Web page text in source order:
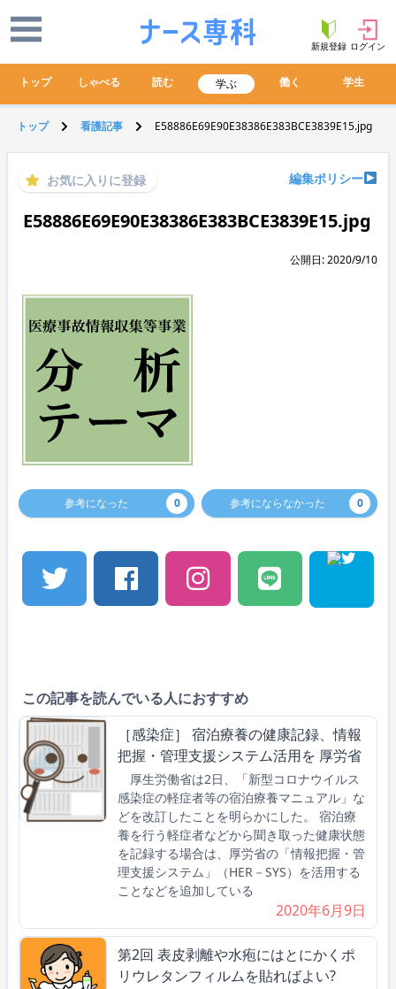
新規登録 ログイン
トップ しゃべる 読む 学ぶ 働く 学生
トップ 看護記事 E58886E69E90E38386E383BCE3839E15.jpg
お気に入りに登録 編集ポリシー
E58886E69E90E38386E383BCE3839E15.jpg
公開日: 2020/9/10
参考になった 0 参考にならなかった 0
この記事を読んでいる人におすすめ
［感染症］ 宿泊療養の健康記録、情報
把握・管理支援システム活用を 厚労省
厚生労働省は2日、「新型コロナウイルス
感染症の軽症者等の宿泊療養マニュアル」な
どを改訂したことを明らかにした。 宿泊療
養を行う軽症者などから聞き取った健康状態
を記録する場合は、厚労省の「情報把握・管
理支援システム」（HER－SYS）を活用する
ことなどを追加している
2020年6月9日
第2回 表皮剥離や水疱にはとにかくポ
リウレタンフィルムを貼ればよい?